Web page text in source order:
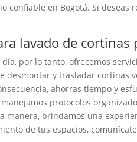
confiable en Bogotá. Si deseas
lavado de cortinas
por lo tanto, ofrecemos
desmontar y trasladar cortinas
ahorras tiempo y
protocolos
manera, brindamos una
de tus espacios,